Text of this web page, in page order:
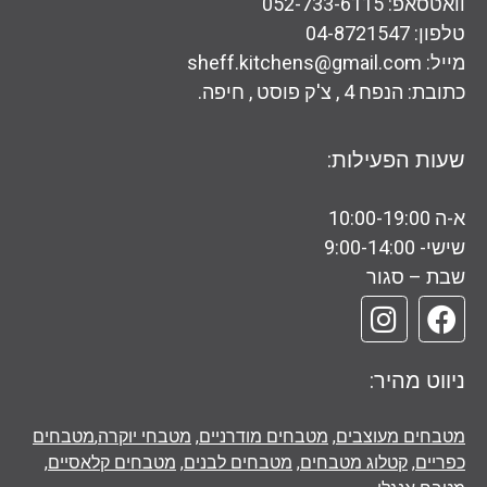
טלפון: 04-8721547
מייל: sheff.kitchens@gmail.com
כתובת: הנפח 4 , צ'ק פוסט , חיפה.
שעות הפעילות:
א-ה 10:00-19:00
שישי- 9:00-14:00
שבת – סגור
ניווט מהיר:
מטבחים מעוצבים, מטבחים מודרניים, מטבחי יוקרה,מטבחים
כפריים, קטלוג מטבחים, מטבחים לבנים, מטבחים קלאסיים,